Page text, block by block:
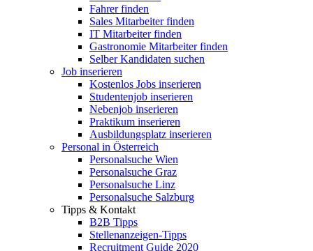
Fahrer finden
Sales Mitarbeiter finden
IT Mitarbeiter finden
Gastronomie Mitarbeiter finden
Selber Kandidaten suchen
Job inserieren
Kostenlos Jobs inserieren
Studentenjob inserieren
Nebenjob inserieren
Praktikum inserieren
Ausbildungsplatz inserieren
Personal in Österreich
Personalsuche Wien
Personalsuche Graz
Personalsuche Linz
Personalsuche Salzburg
Tipps & Kontakt
B2B Tipps
Stellenanzeigen-Tipps
Recruitment Guide 2020